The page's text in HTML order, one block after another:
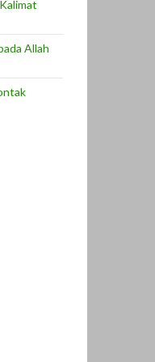
Allah